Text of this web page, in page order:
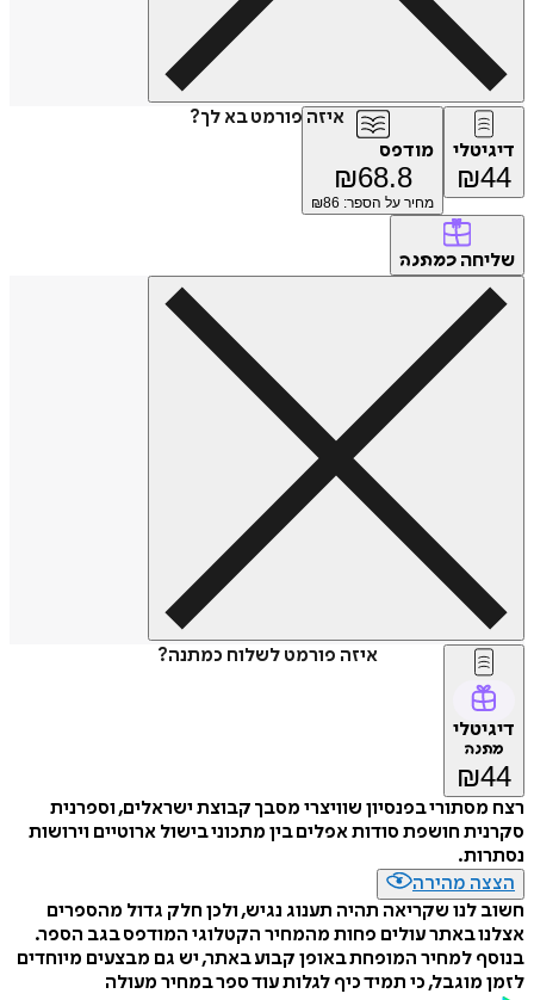
איזה פורמט בא לך?
דיגיטלי
₪44
מודפס
₪68.8
מחיר על הספר: ₪ 86
שליחה כמתנה
איזה פורמט לשלוח כמתנה?
דיגיטלי
מתנה
₪44
רצח מסתורי בפנסיון שוויצרי מסבך קבוצת ישראלים, וספרנית
סקרנית חושפת סודות אפלים בין מתכוני בישול ארוטיים וירושות
נסתרות.
הצצה מהירה
חשוב לנו שקריאה תהיה תענוג נגיש, ולכן חלק גדול מהספרים
אצלנו באתר עולים פחות מהמחיר הקטלוגי המודפס בגב הספר.
בנוסף למחיר המופחת באופן קבוע באתר, יש גם מבצעים מיוחדים
לזמן מוגבל, כי תמיד כיף לגלות עוד ספר במחיר מעולה